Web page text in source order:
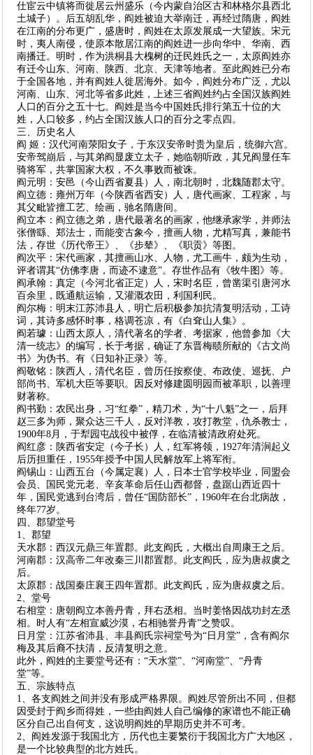
仕宦云中镇将而徙居云州盛乐（今内蒙自治区古和林格尔县西北
土城子）。后五胡乱华，阎姓被迫大举南迁，再经过隋唐，阎姓
在江南的分布更广，盛唐时，阎姓在太原发展成一大望族。宋元
时，夷人南侵，使原本散居江南的阎姓进一步向华中、华南、西
南播迁。明时，作为洪桐县大槐树的迁民姓氏之一，太原阎姓亦
有迁今山东、河南、陕西、北京、天津等地者。至此阎姓已分布
于全国各地，并有阎姓人徙居海外。如今，阎姓分布广泛，尤以
河南、山东、河北等省多此姓，上述三省阎姓约占全国汉族阎姓
人口的百分之五十七。阎姓是当今中国姓氏排行第五十位的大
姓，人口较多，约占全国汉族人口的百分之零点四。
三、历史名人
阎 姬：汉代河南荥阳女子，于东汉安帝时贵为皇后，统御六宫。
安帝驾崩后，与其弟阎显废立太子，她临朝听政，其兄阎显任车
骑将军，共掌国家大权，不久事败而被诛。
阎元明：安邑（今山西省夏县）人，南北朝时，北魏随郡太守。
阎立德：雍州万年（今陕西省西安）人，唐代画家、工程家，与
其父毗皆擅工艺、绘画，驰名隋唐间。
阎立本：阎立德之弟，唐代最著名的画家，他继承家学，并师法
张僧繇、郑法士，而能变古象今，擅画人物，尤精写真，兼能书
法，存世《历代帝王》、《步辇》、《职贡》等图。
阎次平：宋代画家，其擅画山水、人物，尤工画牛，颇为生动，
评者谓其“仿佛李唐，而迹不逮意”。存世作品有《牧牛图》等。
阎承翰：真定（今河北省正定）人，宋时名臣，曾凿渠引唐河水
百余里，既通航运输，又灌溉农田，利国利民。
阎尔梅：明末江苏沛县人，明亡后积极参加抗清复明活动，工诗
词，其诗多感怀时事，格调苍凉，有《白耷山人集》。
阎若璩：山西太原人，清代著名的学者、考据家，他曾参加《大
清一统志》的编写，长于考据，确证了东晋梅赜所献的《古文尚
书》为伪书。有《日知补正录》等。
阎敬铭：陕西人，清代名臣，曾历任按察使、布政使、巡抚、户
部尚书、军机大臣等要职。因反对修建圆明园而被革职，以善理
财著称。
阎书勤：农民出身，习“红拳”，精刀术，为“十八魁”之一，后拜
赵三多为师，聚众达三千人，反对洋教，攻打教堂，仇杀教士，
1900年8月，于犁园屯战役中被俘，在临清被清政府处死。
阎红彦：陕西省安定（今子长）人，红军将领，1927年清涧起义
后历担重任，1955年授予中国人民解放军上将军衔。
阎锡山：山西五台（今属定襄）人，日本士官学校毕业，同盟会
会员、国民党元老、辛亥革命后任山西都督，盘踞山西近四十
年，国民党逃到台湾后，曾任“国防部长”，1960年在台北病故，
终年77岁。
四、郡望堂号
1、郡望
天水郡：西汉元鼎三年置郡。此支阎氏，大概出自周康王之后。
河南郡：汉高帝二年改秦三川郡置郡。此支阎氏，应为唐叔虞之
后。
太原郡：战国秦庄襄王四年置郡。此支阎氏，应为唐叔虞之后。
2、堂号
右相堂：唐朝阎立本善丹青，拜右丞相。当时姜恪因战功封左丞
相。时人有“左相宣威沙漠，右相驰誉丹青”之赞叹。
日月堂：江苏省沛县、丰县阎氏宗祠堂号为“日月堂”，含有阎尔
梅及其后裔不扶清，反清复明之意。
此外，阎姓的主要堂号还有：“天水堂”、“河南堂”、“丹青
堂”等。
五、宗族特点
1、各支阎姓之间并没有形成严格界限。阎姓尽管所出不同，但都
因受封于阎乡而得姓，一些由阎姓人自己编修的家谱也不能正确
区分自己出自何支，这说明阎姓的早期历史并不可考。
2、阎姓发源于我国北方，历代也主要繁衍于我国北方广大地区，
是一个比较典型的北方姓氏。